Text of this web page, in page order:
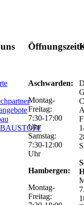
Aschwarden:
Montag-
Freitag:
7:30-17:00
Uhr
Samstag:
7:30-12:00
Uhr
Hambergen:
Montag-
Freitag: